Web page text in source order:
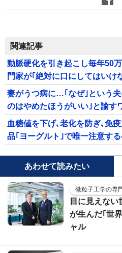
関連記事
動脈硬化を引き起こし毎年50
門家が｢絶対に口にしてはいけ
妻がうつ病に…｢なぜ｣という
のはやめたほうがいい｣と諭す
血糖値を下げ､老化を防ぎ､免
品｢ヨーグルト｣で唯一注意す
あわせて読みたい
微粒子工学の専
目に見えな
が生んだ｢世
ャル